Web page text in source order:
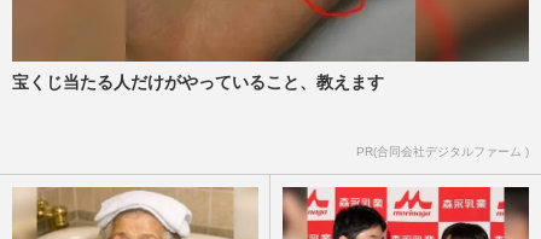
宝くじ当たる人だけがやっていること、教えます
PR(合同会社デジタルファーム )